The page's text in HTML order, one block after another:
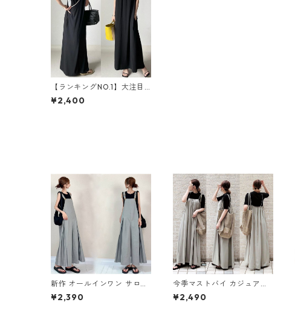
【ランキングNO.1】大注目
Vネック ノースリーブ ワン
ピース m-738
¥2,400
新作 オールインワン サロペ
ットパンツ m-462
¥2,390
今季マストバイ カジュアル
ゆったりキャミワンピース
m-465
¥2,490